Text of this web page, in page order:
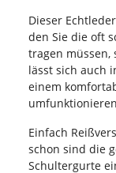
Dieser
den Sie die oft
tragen müssen,
lässt sich auch
einem
Einfach
schon sind die
Schultergurte